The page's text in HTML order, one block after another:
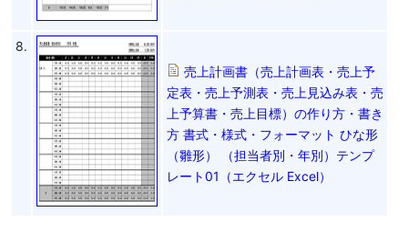
8.
売上計画書（売上計画表・売上予
定表・売上予測表・売上見込み表・売
上予算書・売上目標）の作り方・書き
方 書式・様式・フォーマット ひな形
（雛形） （担当者別・年別）テンプ
レート01（エクセル Excel）